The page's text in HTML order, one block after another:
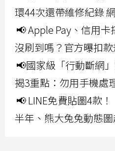
環44次還帶維修紀錄
📢 Apple Pay、信用
沒刷到嗎？官方曝扣
📢國家級「行動斷網
揭3重點：勿用手機處
📢 LINE免費貼圖4款
半年、熊大兔兔動態圖